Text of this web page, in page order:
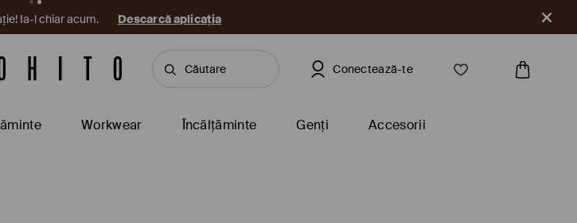
Ia-l chiar acum. Descarcă aplicația
Conectează-te
Workwear Încălțăminte Genți Accesorii